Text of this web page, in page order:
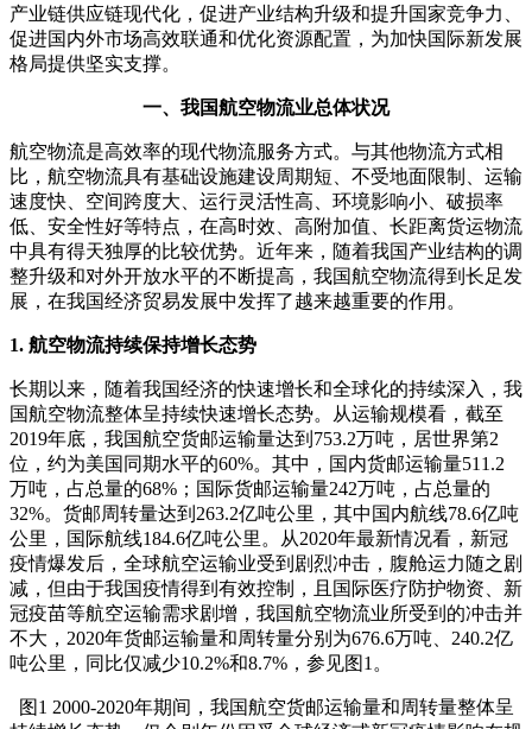
产业链供应链现代化，促进产业结构升级和提升国家竞争力、
促进国内外市场高效联通和优化资源配置，为加快国际新发展
格局提供坚实支撑。
一、我国航空物流业总体状况
航空物流是高效率的现代物流服务方式。 与其他物流方式相
比，航空物流具有基础设施建设周期短、不受地面限制、运输
速度快、空间跨度大、运行灵活性高、环境影响小、破损率
低、安全性好等特点，在高时效、高附加值、长距离货运物流
中具有得天独厚的比较优势。 近年来，随着我国产业结构的调
整升级和对外开放水平的不断提高，我国航空物流得到长足发
展，在我国经济贸易发展中发挥了越来越重要的作用。
1. 航空物流持续保持增长态势
长期以来，随着我国经济的快速增长和全球化的持续深入，我
国航空物流整体呈持续快速增长态势。
从运输规模看，截至
2019年底，我国航空货邮运输量达到753.2万吨，居世界第2
位，约为美国同期水平的60%。 其中，国内货邮运输量511.2
万吨，占总量的68%； 国际货邮运输量242万吨，占总量的
32%。 货邮周转量达到263.2亿吨公里，其中国内航线78.6亿吨
公里，国际航线184.6亿吨公里。
从2020年最新情况看，新冠
疫情爆发后，全球航空运输业受到剧烈冲击，腹舱运力随之剧
减，但由于我国疫情得到有效控制，且国际医疗防护物资、新
冠疫苗等航空运输需求剧增，我国航空物流业所受到的冲击并
不大，2020年货邮运输量和周转量分别为676.6万吨、240.2亿
吨公里，同比仅减少10.2%和8.7%，参见图1。
图1 2000-2020年期间，我国航空货邮运输量和周转量整体呈